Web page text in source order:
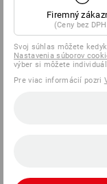
Firemný
(Ceny bez
Svoj súhlas môžete
Nastavenia súborov
výber si môžete
Pre viac informácií pozri